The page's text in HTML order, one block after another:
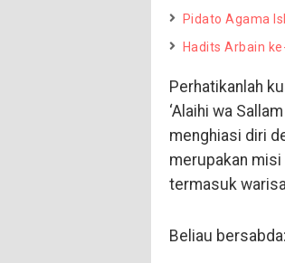
Pidato Agama
Hadits Arbain
Perhatikanlah
‘Alaihi wa
menghiasi diri
merupakan
termasuk
Beliau bersabda: